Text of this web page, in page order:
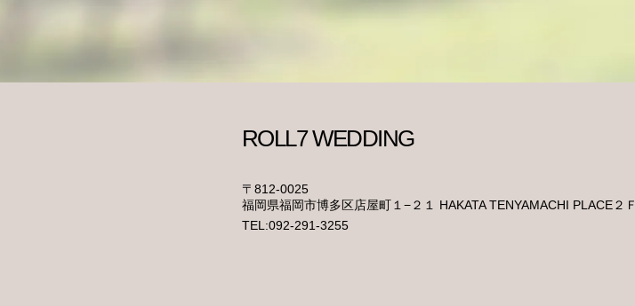
〒812-0025
福岡県福岡市博多区店屋町１−２１ HAKATA TENYAMACHI PLACE２Ｆ
TEL:092-291-3255